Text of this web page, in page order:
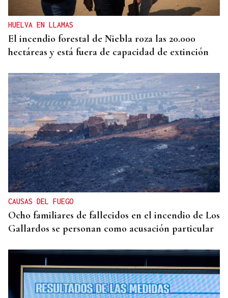
HUELVA EN LLAMAS
El incendio forestal de Niebla roza las 20.000
hectáreas y está fuera de capacidad de extinción
CAUSAS DEL FUEGO
Ocho familiares de fallecidos en el incendio de Los
Gallardos se personan como acusación particular